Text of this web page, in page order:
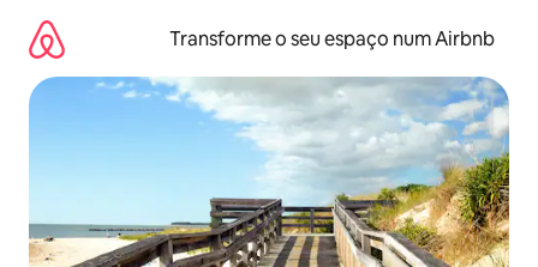
para
conteúdo
Transforme o seu espaço num Airbnb